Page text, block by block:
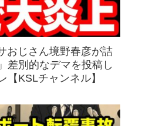
おじさん境野春彦が詰
差別的なデマを投稿し
KSLチャンネル】